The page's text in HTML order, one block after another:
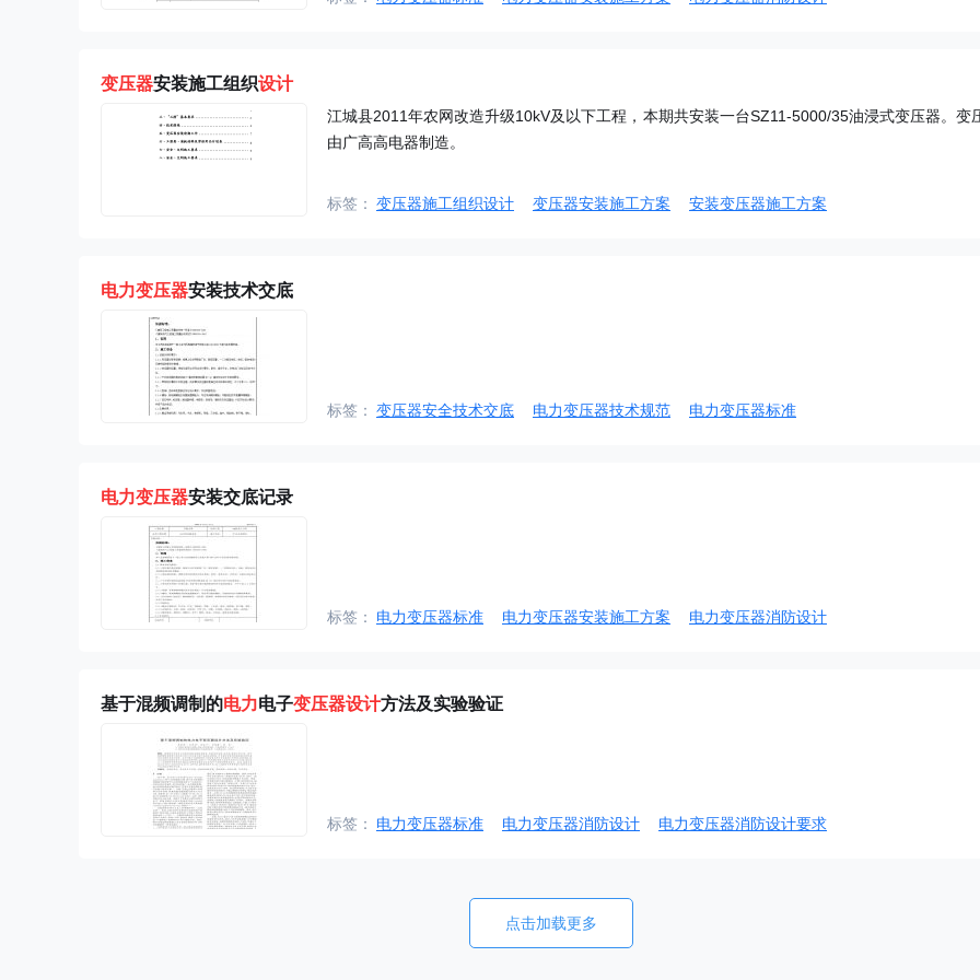
变压器安装施工组织设计
江城县2011年农网改造升级10kV及以下工程，本期共安装一台SZ11-5000/35油浸式变压器。变
由广高高电器制造。
标签： 变压器施工组织设计 变压器安装施工方案 安装变压器施工方案
电力变压器安装技术交底
标签： 变压器安全技术交底 电力变压器技术规范 电力变压器标准
电力变压器安装交底记录
标签： 电力变压器标准 电力变压器安装施工方案 电力变压器消防设计
基于混频调制的电力电子变压器设计方法及实验验证
标签： 电力变压器标准 电力变压器消防设计 电力变压器消防设计要求
点击加载更多